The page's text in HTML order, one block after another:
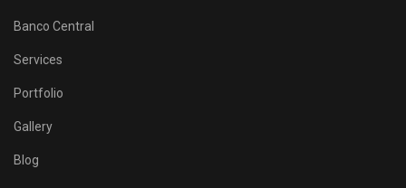
Banco Central
Services
Portfolio
Gallery
Blog